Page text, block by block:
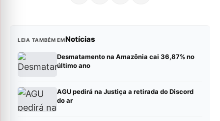
LEIA TAMBÉM EMNotícias
Desmatamento na Amazônia cai 36,87% no
último ano
AGU pedirá na Justiça a retirada do Discord
do ar